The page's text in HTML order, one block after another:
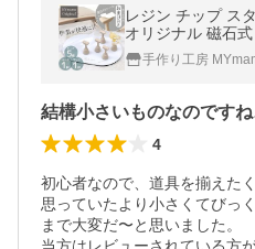
レジン チップ ス
オリジナル 磁石
ネイル シリコンマ
手作り工房
結構小さいものなのです
4
初心者なので、道具を揃えた
思っていたより小さくてびっ
まで大変だ〜と思いました。